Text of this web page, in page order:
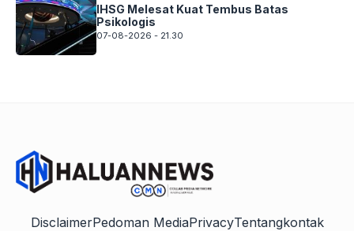
IHSG Melesat Kuat Tembus Batas
Psikologis
07-08-2026 - 21.30
DisclaimerPedoman MediaPrivacyTentangkontak